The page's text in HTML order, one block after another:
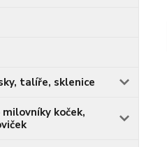
talíře, sklenice
milovníky koček,